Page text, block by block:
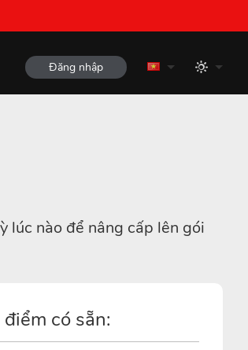
Đăng nhập
lúc nào để nâng cấp lên gói
có sẵn: